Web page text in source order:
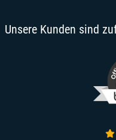
Unsere Kunden sind